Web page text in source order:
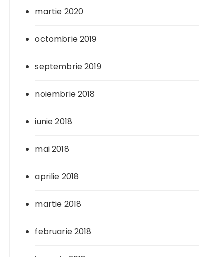
martie 2020
octombrie 2019
septembrie 2019
noiembrie 2018
iunie 2018
mai 2018
aprilie 2018
martie 2018
februarie 2018